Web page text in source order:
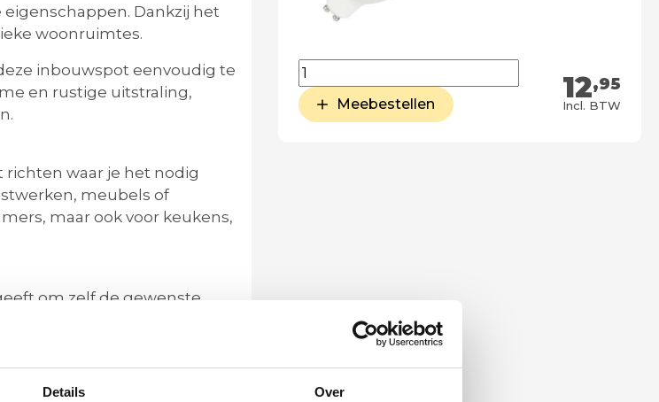
Details Over
Dankzij het
woonruimtes.
inbouwspot eenvoudig te
en rustige uitstraling,
richten waar je het nodig
meubels of
maar ook voor keukens,
om zelf de gewenste
of helder functioneel
12,95
Incl. BTW
Meebestellen